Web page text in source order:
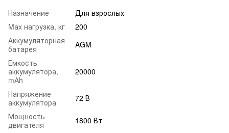
Назначение
Для взрослых
Mаx нагрузка, кг
200
Аккумуляторная
батарея
AGM
Емкость
аккумулятора,
mAh
20000
Напряжение
аккумулятора
72 В
Мощность
двигателя
1800 Вт